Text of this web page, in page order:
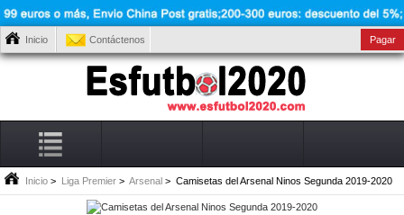
Inicio Contáctenos Pagar
Inicio > Liga Premier > Arsenal > Camisetas del Arsenal Ninos Segunda 2019-2020